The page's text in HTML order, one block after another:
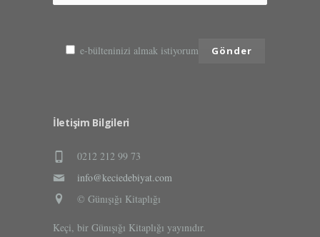
e-bülteninizi almak istiyorum
İletişim Bilgileri
0212 212 99 73
info@keciedebiyat.com
© Günışığı Kitaplığı
Keçi, bir Günışığı Kitaplığı yayınıdır.